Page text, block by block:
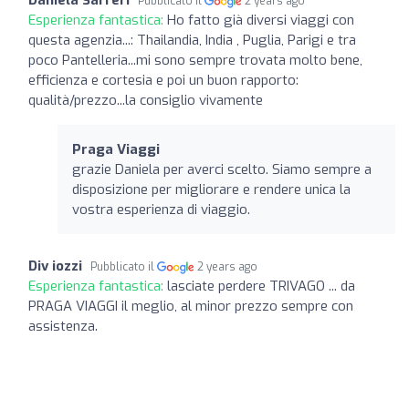
Esperienza fantastica: Ho fatto già diversi viaggi con
questa agenzia...: Thailandia, India , Puglia, Parigi e tra
poco Pantelleria...mi sono sempre trovata molto bene,
efficienza e cortesia e poi un buon rapporto:
qualità/prezzo...la consiglio vivamente
Praga Viaggi
grazie Daniela per averci scelto. Siamo sempre a
disposizione per migliorare e rendere unica la
vostra esperienza di viaggio.
Div iozzi Pubblicato il 2 years ago
Esperienza fantastica: lasciate perdere TRIVAGO ... da
PRAGA VIAGGI il meglio, al minor prezzo sempre con
assistenza.